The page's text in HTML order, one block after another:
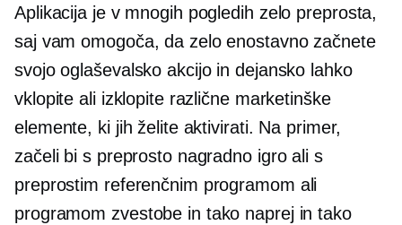
Aplikacija je v mnogih pogledih zelo preprosta,
saj vam omogoča, da zelo enostavno začnete
svojo oglaševalsko akcijo in dejansko lahko
vklopite ali izklopite različne marketinške
elemente, ki jih želite aktivirati. Na primer,
začeli bi s preprosto nagradno igro ali s
preprostim referenčnim programom ali
programom zvestobe in tako naprej in tako